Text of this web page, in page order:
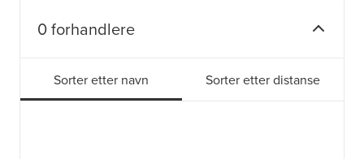
0 forhandlere
Sorter etter navn Sorter etter distanse